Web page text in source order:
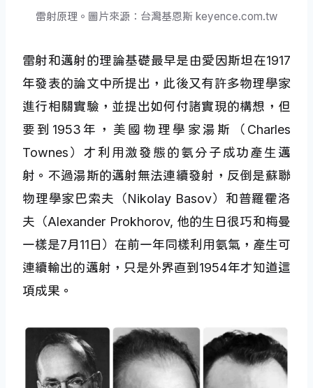
雷射原理。圖片來源：台灣基恩斯 keyence.com.tw
雷射和邁射的理論基礎最早是由愛因斯坦在1917
年發表的論文中所提出，此後又有許多物理學家
進行相關實驗，並提出如何付諸實現的構想，但
要到1953年，美國物理學家湯斯（Charles
Townes）才利用激發態的氨分子成功產生邁
射。不過湯斯的邁射無法連續發射，反倒是蘇聯
物理學家巴索夫（Nikolay Basov）和普羅霍洛
夫（Alexander Prokhorov, 他的生日很巧和梅曼
一樣是7月11日）在前一年同樣利用氨氣，產生可
連續輸出的邁射，只是外界直到1954年才知道這
項成果。